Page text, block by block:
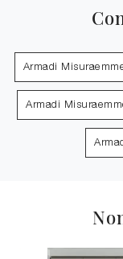
Armadi
Armadi